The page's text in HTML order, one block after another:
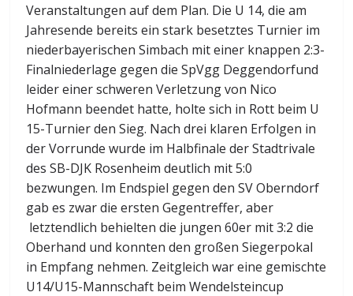
Veranstaltungen auf dem Plan. Die U 14, die am
Jahresende bereits ein stark besetztes Turnier im
niederbayerischen Simbach mit einer knappen 2:3-
Finalniederlage gegen die SpVgg Deggendorfund
leider einer schweren Verletzung von Nico
Hofmann beendet hatte, holte sich in Rott beim U
15-Turnier den Sieg. Nach drei klaren Erfolgen in
der Vorrunde wurde im Halbfinale der Stadtrivale
des SB-DJK Rosenheim deutlich mit 5:0
bezwungen. Im Endspiel gegen den SV Oberndorf
gab es zwar die ersten Gegentreffer, aber
letztendlich behielten die jungen 60er mit 3:2 die
Oberhand und konnten den großen Siegerpokal
in Empfang nehmen. Zeitgleich war eine gemischte
U14/U15-Mannschaft beim Wendelsteincup